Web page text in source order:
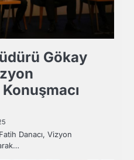
Gökay
Danacı, Vizyon